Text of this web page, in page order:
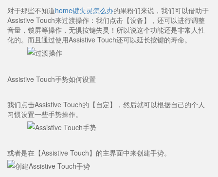
对于那些不知道home键失灵怎么办的果粉们来说，我们可以借助于
Assistive Touch来过渡操作：我们点击【设备】，还可以进行调整
音量，锁屏等操作，无惧按键失灵！所以说这个功能还是非常人性
化的。而且通过使用Assistive Touch还可以延长按键的寿命。
Assistive Touch手势如何设置
我们点击Assistive Touch的【自定】，然后就可以根据自己的个人
习惯设置一些手势操作。
或者是在【Assistive Touch】的主界面中来创建手势。